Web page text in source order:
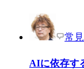
常
AIに依存す